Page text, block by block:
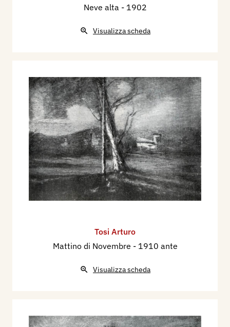
Neve alta - 1902
Visualizza scheda
Tosi Arturo
Mattino di Novembre - 1910 ante
Visualizza scheda